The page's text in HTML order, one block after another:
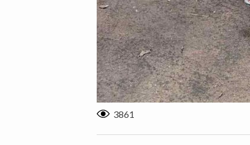
3861